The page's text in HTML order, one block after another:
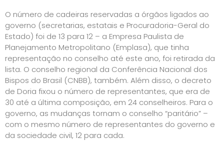
O número de cadeiras reservadas a órgãos ligados ao
governo (secretarias, estatais e Procuradoria-Geral do
Estado) foi de 13 para 12 – a Empresa Paulista de
Planejamento Metropolitano (Emplasa), que tinha
representação no conselho até este ano, foi retirada da
lista. O conselho regional da Conferência Nacional dos
Bispos do Brasil (CNBB), também. Além disso, o decreto
de Doria fixou o número de representantes, que era de
30 até a última composição, em 24 conselheiros. Para o
governo, as mudanças tornam o conselho “paritário” –
com o mesmo número de representantes do governo e
da sociedade civil, 12 para cada.